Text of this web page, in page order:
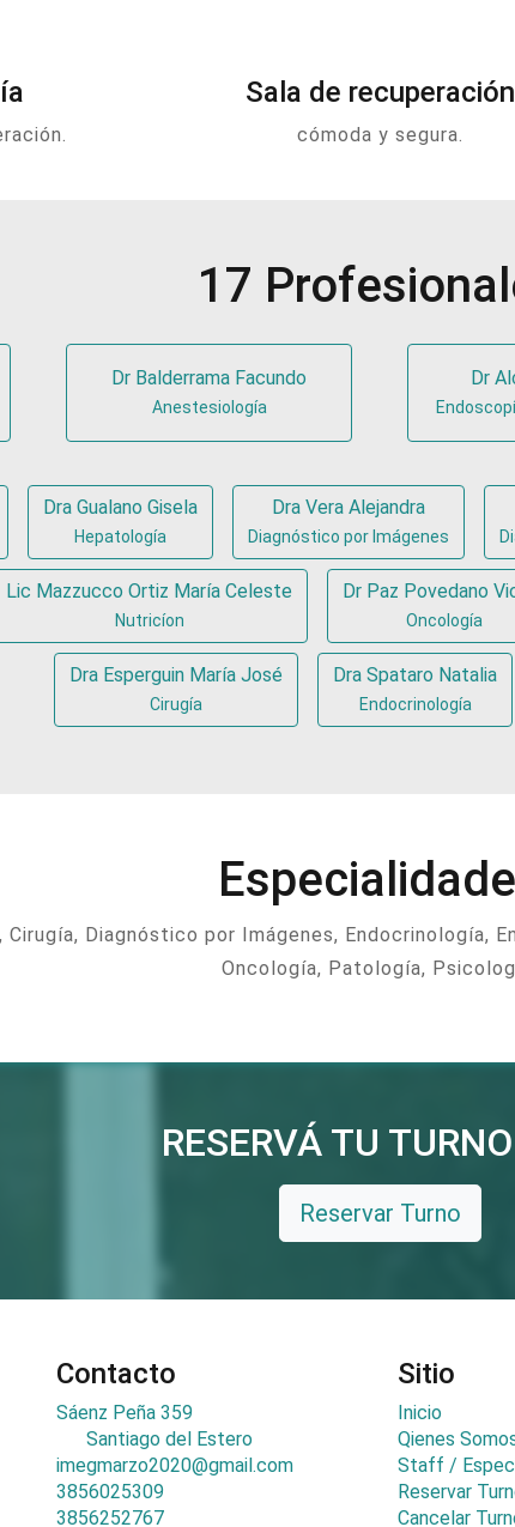
Sala de recuperación
cómoda y segura.
17
Dr Balderrama Facundo
Anestesiología
Dr
Dra Gualano Gisela
Hepatología
Dra Vera Alejandra
Diagnóstico por Imágenes
Lic Mazzucco Ortiz María Celeste
Nutricíon
Dr Paz Povedano
Oncología
Dra Esperguin María José
Cirugía
Dra Spataro Natalia
Endocrinología
Diagnóstico por Imágenes, Endocrinología,
Oncología, Patología,
RESERVÁ TU
Reservar Turno
Contacto
Sáenz Peña 359
Santiago del Estero
imegmarzo2020@gmail.com
3856025309
3856252767
Sitio
Inicio
Qienes
Staff /
Reservar
Cancelar